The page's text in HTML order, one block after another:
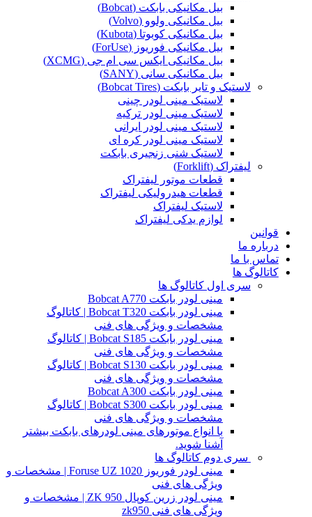
بیل مکانیکی بابکت (Bobcat)
بیل مکانیکی ولوو (Volvo)
بیل مکانیکی کوبوتا (Kubota)
بیل مکانیکی فوریوز (ForUse)
بیل مکانیکی ایکس سی ام جی (XCMG)
بیل مکانیکی سانی (SANY)
لاستیک و تایر بابکت (Bobcat Tires)
لاستیک مینی لودر چینی
لاستیک مینی لودر ترکیه
لاستیک مینی لودر ایرانی
لاستیک مینی لودر کره ای
لاستیک شنی زنجیری بابکت
لیفتراک (Forklift)
قطعات موتور لیفتراک
قطعات هیدرولیکی لیفتراک
لاستیک لیفتراک
لوازم یدکی لیفتراک
قوانین
درباره ما
تماس با ما
کاتالوگ ها
سری اول کاتالوگ ها
مینی لودر بابکت Bobcat A770
مینی لودر بابکت Bobcat T320 | کاتالوگ
مشخصات و ویژگی های فنی
مینی لودر بابکت Bobcat S185 | کاتالوگ
مشخصات و ویژگی های فنی
مینی لودر بابکت Bobcat S130 | کاتالوگ
مشخصات و ویژگی های فنی
مینی لودر بابکت Bobcat A300
مینی لودر بابکت Bobcat S300 | کاتالوگ
مشخصات و ویژگی های فنی
با انواع موتورهای مینی لودرهای بابکت بیشتر
آشنا شوید.
سری دوم کاتالوگ ها
مینی لودر فوریوز Foruse UZ 1020 | مشخصات و
ویژگی های فنی
مینی لودر زرین کوپال ZK 950 | مشخصات و
ویژگی های فنی zk950